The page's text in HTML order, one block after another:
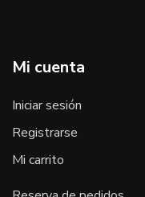
Mi cuenta
Iniciar sesión
Registrarse
Mi carrito